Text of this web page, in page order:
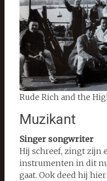
Rude Rich and the
Muzikant
Singer songwriter
Hij schreef, zingt zijn
instrumenten in dit
gaat. Ook deed hij